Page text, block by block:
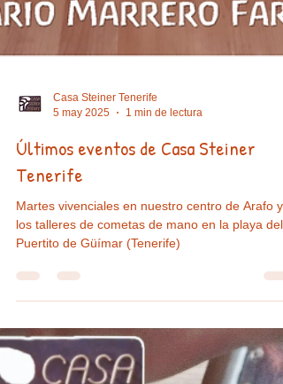
Casa Steiner Tenerife
5 may 2025
1 min de lectura
Últimos eventos de Casa Steiner
Tenerife
Martes vivenciales en nuestro centro de Arafo y
los talleres de cometas de mano en la playa del
Puertito de Güímar (Tenerife)